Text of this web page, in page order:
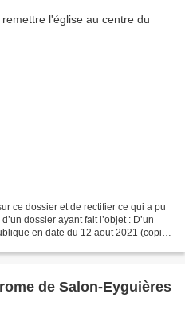
ce dossier et de rectifier ce qui a pu
dossier ayant fait l’objet : D’un
en date du 12 aout 2021 (copie
de Salon-Eyguières